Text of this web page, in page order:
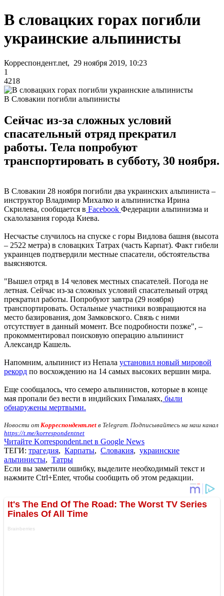
В словацких горах погибли
украинские альпинисты
Корреспондент.net, 29 ноября 2019, 10:23
1
4218
В Словакии погибли альпинисты
Сейчас из-за сложных условий
спасательный отряд прекратил
работы. Тела попробуют
транспортировать в субботу, 30 ноября.
В Словакии 28 ноября погибли два украинских альпиниста –
инструктор Владимир Михалко и альпинистка Ирина
Скрилева, сообщается в Facebook Федерации альпинизма и
скалолазания города Киева.
Несчастье случилось на спуске с горы Видлова башня (высота
– 2522 метра) в словацких Татрах (часть Карпат). Факт гибели
украинцев подтвердили местные спасатели, обстоятельства
выясняются.
"Вышел отряд в 14 человек местных спасателей. Погода не
летная. Сейчас из-за сложных условий спасательный отряд
прекратил работы. Попробуют завтра (29 ноября)
транспортировать. Остальные участники возвращаются на
место базирования, дом Замковского. Связь с ними
отсутствует в данный момент. Все подробности позже", –
прокомментировал поисковую операцию альпинист
Александр Кашель.
Напомним, альпинист из Непала установил новый мировой
рекорд по восхождению на 14 самых высоких вершин мира.
Еще сообщалось, что семеро альпинистов, которые в конце
мая пропали без вести в индийских Гималаях, были
обнаружены мертвыми.
Новости от Корреспондент.net в Telegram. Подписывайтесь на наш канал
https://t.me/korrespondentnet
Читайте Korrespondent.net в Google News
ТЕГИ: трагедия, Карпаты, Словакия, украинские
альпинисты, Татры
Если вы заметили ошибку, выделите необходимый текст и
нажмите Ctrl+Enter, чтобы сообщить об этом редакции.